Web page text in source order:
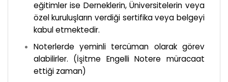
eğitimler ise Derneklerin, Üniversitelerin veya
özel kuruluşların verdiği sertifika veya belgeyi
kabul etmektedir.
Noterlerde yeminli tercüman olarak görev
alabilirler. (İşitme Engelli Notere müracaat
ettiği zaman)